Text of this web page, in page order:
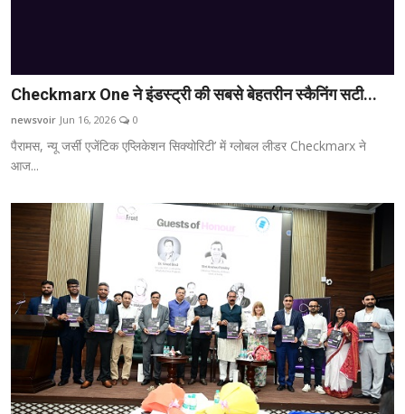
Checkmarx One ने इंडस्ट्री की सबसे बेहतरीन स्कैनिंग सटी...
newsvoir Jun 16, 2026 0
पैरामस, न्यू जर्सी एजेंटिक एप्लिकेशन सिक्योरिटी’ में ग्लोबल लीडर Checkmarx ने
आज...